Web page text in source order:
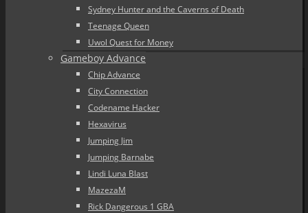
Sydney Hunter and the Caverns of Death
Teenage Queen
Uwol Quest for Money
Gameboy Advance
Chip Advance
City Connection
Codename Hacker
Hexavirus
Jumping Jim
Jumping Barnabe
Lindi Luna Blast
MazezaM
Rick Dangerous 1 GBA